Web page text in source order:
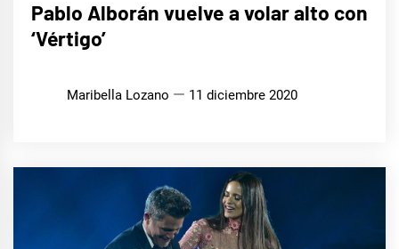
Pablo Alborán vuelve a volar alto con
‘Vértigo’
Maribella Lozano 11 diciembre 2020